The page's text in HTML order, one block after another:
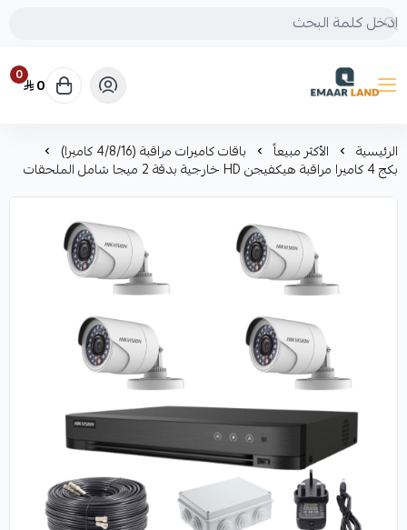
إعمار لاند
0 0
الرئيسية الأكثر مبيعاً باقات كاميرات مراقبة (4/8/16 كاميرا)
بكج 4 كاميرا مراقبة هيكفيجن HD خارجية بدقة 2 ميجا شامل الملحقات